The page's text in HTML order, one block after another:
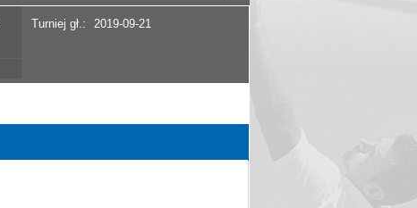
Turniej gł.: 2019-09-21